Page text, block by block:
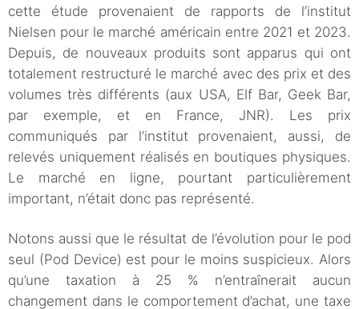
cette étude provenaient de rapports de l’institut
Nielsen pour le marché américain entre 2021 et 2023.
Depuis, de nouveaux produits sont apparus qui ont
totalement restructuré le marché avec des prix et des
volumes très différents (aux USA, Elf Bar, Geek Bar,
par exemple, et en France, JNR). Les prix
communiqués par l’institut provenaient, aussi, de
relevés uniquement réalisés en boutiques physiques.
Le marché en ligne, pourtant particulièrement
important, n’était donc pas représenté.
Notons aussi que le résultat de l’évolution pour le pod
seul (Pod Device) est pour le moins suspicieux. Alors
qu’une taxation à 25 % n’entraînerait aucun
changement dans le comportement d’achat, une taxe